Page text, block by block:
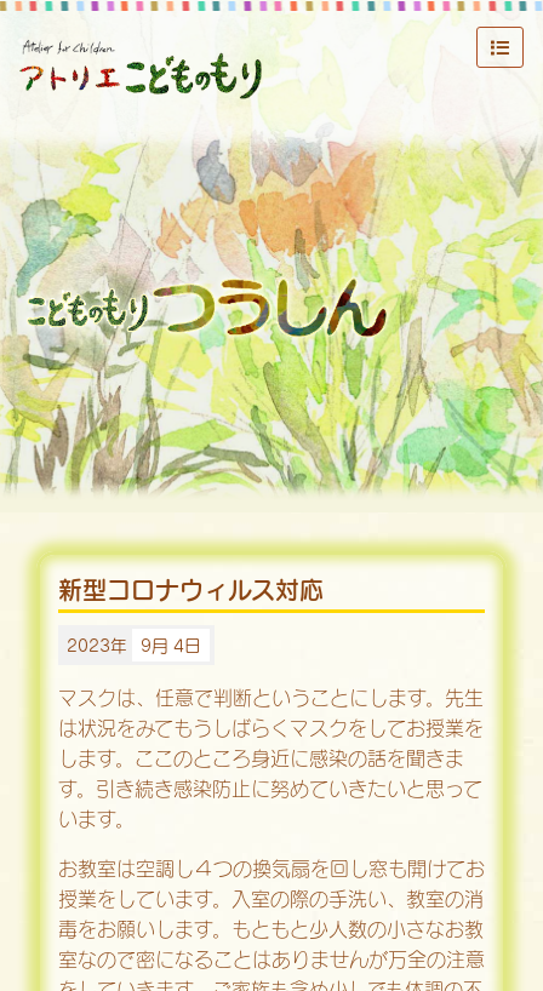
新型コロナウィルス対応
2023年 9月 4日
マスクは、任意で判断ということにします。先生
は状況をみてもうしばらくマスクをしてお授業を
します。ここのところ身近に感染の話を聞きま
す。引き続き感染防止に努めていきたいと思って
います。
お教室は空調し４つの換気扇を回し窓も開けてお
授業をしています。入室の際の手洗い、教室の消
毒をお願いします。もともと少人数の小さなお教
室なので密になることはありませんが万全の注意